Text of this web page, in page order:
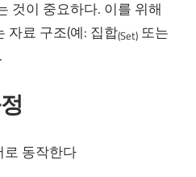
것이 중요하다. 이를 위해
자료 구조(예: 집합(Set) 또는
로 동작한다